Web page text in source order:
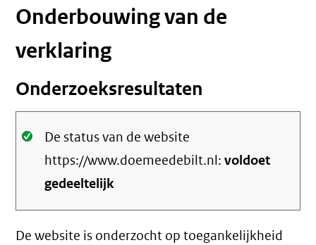
Onderbouwing van de
verklaring
Onderzoeksresultaten
Oké.
De status van de website
https://www.doemeedebilt.nl:voldoet
gedeeltelijk
De website is onderzocht op toegankelijkheid